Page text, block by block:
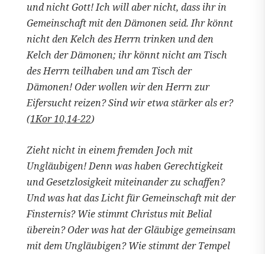
und nicht Gott! Ich will aber nicht, dass ihr in
Gemeinschaft mit den Dämonen seid. Ihr könnt
nicht den Kelch des Herrn trinken und den
Kelch der Dämonen; ihr könnt nicht am Tisch
des Herrn teilhaben und am Tisch der
Dämonen! Oder wollen wir den Herrn zur
Eifersucht reizen? Sind wir etwa stärker als er?
(1Kor 10,14-22)
Zieht nicht in einem fremden Joch mit
Ungläubigen! Denn was haben Gerechtigkeit
und Gesetzlosigkeit miteinander zu schaffen?
Und was hat das Licht für Gemeinschaft mit der
Finsternis? Wie stimmt Christus mit Belial
überein? Oder was hat der Gläubige gemeinsam
mit dem Ungläubigen? Wie stimmt der Tempel